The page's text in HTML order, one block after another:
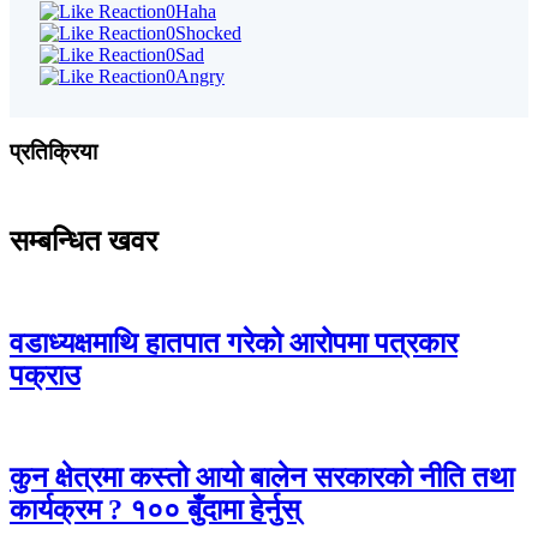
0Haha
0Shocked
0Sad
0Angry
प्रतिक्रिया
सम्बन्धित खवर
वडाध्यक्षमाथि हातपात गरेको आरोपमा पत्रकार
पक्राउ
कुन क्षेत्रमा कस्तो आयो बालेन सरकारको नीति तथा
कार्यक्रम ? १०० बुँदामा हेर्नुस्